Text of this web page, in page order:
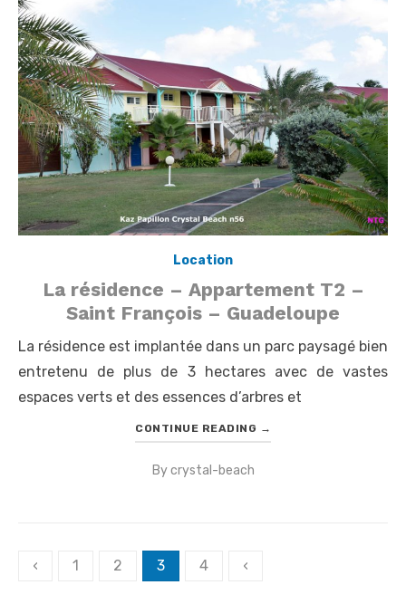
Location
La résidence – Appartement T2 –
Saint François – Guadeloupe
La résidence est implantée dans un parc paysagé bien
entretenu de plus de 3 hectares avec de vastes
espaces verts et des essences d’arbres et
CONTINUE READING →
Bycrystal-beach
Pagination
‹ 1 2 3 4 ‹